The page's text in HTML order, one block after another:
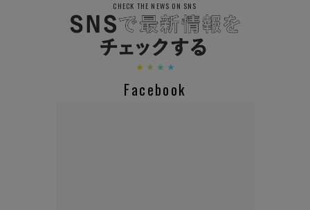
CHECK THE NEWS ON SNS
Facebook